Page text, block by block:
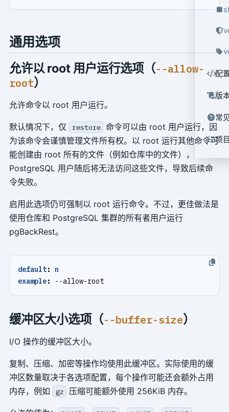
配
版
常
项
通用选项
允许以 root 用户运行选项（--allow-
root）
允许命令以 root 用户运行。
默认情况下，仅 restore 命令可以由 root 用户运行，因
为该命令会谨慎管理文件所有权。以 root 运行其他命令可
能创建由 root 所有的文件（例如仓库中的文件），
PostgreSQL 用户随后将无法访问这些文件，导致后续命
令失败。
启用此选项仍可强制以 root 运行命令。不过，更佳做法是
使用仓库和 PostgreSQL 集群的所有者用户运行
pgBackRest。
default:
n
example: --allow-root
缓冲区大小选项（--buffer-size）
I/O 操作的缓冲区大小。
复制、压缩、加密等操作均使用此缓冲区。实际使用的缓
冲区数量取决于各选项配置，每个操作可能还会额外占用
内存，例如
gz 压缩可能额外使用 256KiB 内存。